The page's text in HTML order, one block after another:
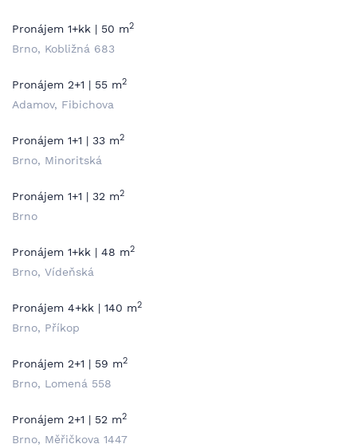
Pronájem 1+kk | 50 m2
Brno, Kobližná 683
Pronájem 2+1 | 55 m2
Adamov, Fibichova
Pronájem 1+1 | 33 m2
Brno, Minoritská
Pronájem 1+1 | 32 m2
Brno
Pronájem 1+kk | 48 m2
Brno, Vídeňská
Pronájem 4+kk | 140 m2
Brno, Příkop
Pronájem 2+1 | 59 m2
Brno, Lomená 558
Pronájem 2+1 | 52 m2
Brno, Měřičkova 1447